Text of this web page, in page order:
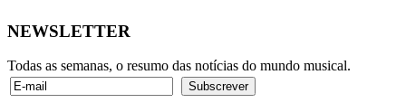
NEWSLETTER
Todas as semanas, o resumo das notícias do mundo musical.